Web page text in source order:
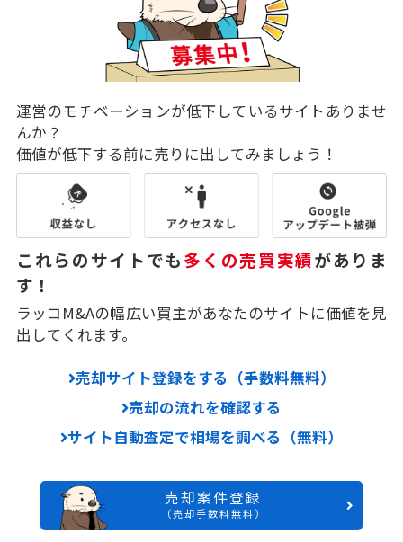
運営のモチベーションが低下しているサイトありませ
んか？
価値が低下する前に売りに出してみましょう！
これらのサイトでも多くの売買実績がありま
す！
ラッコM&Aの幅広い買主があなたのサイトに価値を見
出してくれます。
売却サイト登録をする（手数料無料）
売却の流れを確認する
サイト自動査定で相場を調べる（無料）
売却案件登録
（売却手数料無料）